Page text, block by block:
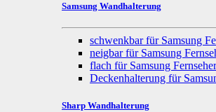
Samsung Wandhalterung
schwenkbar für Samsung
neigbar für Samsung
flach für Samsung Fernseher
Deckenhalterung für
Sharp Wandhalterung